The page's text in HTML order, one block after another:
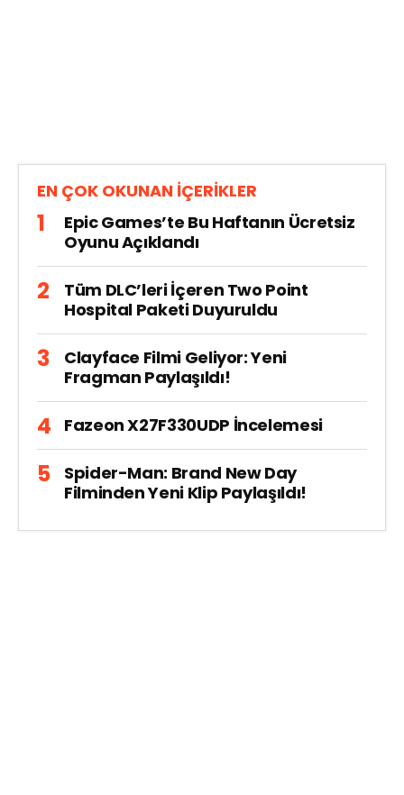
EN ÇOK OKUNAN İÇERİKLER
Epic Games’te Bu Haftanın Ücretsiz
Oyunu Açıklandı
Tüm DLC’leri İçeren Two Point
Hospital Paketi Duyuruldu
Clayface Filmi Geliyor: Yeni
Fragman Paylaşıldı!
Fazeon X27F330UDP İncelemesi
Spider-Man: Brand New Day
Filminden Yeni Klip Paylaşıldı!